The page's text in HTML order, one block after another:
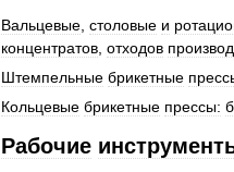
Вальцевые столовые и
концентратов отходов
Штемпельные брикетные
Кольцевые брикетные прессы:
Рабочие